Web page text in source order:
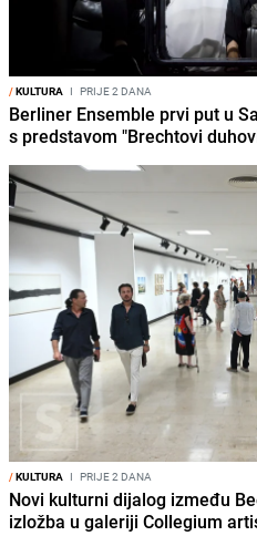
/KULTURA I PRIJE 2 DANA
Berliner Ensemble prvi put u
s predstavom "Brechtovi
/KULTURA I PRIJE 2 DANA
Novi kulturni dijalog između
izložba u galeriji Collegium